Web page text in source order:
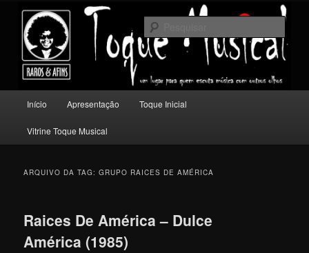
conteúdo
principal
conteúdo
secundário
Toque Musical
Um lugar para quem escuta música com outros olhos.
principal
Início Apresentação Toque Inicial
Vitrine Toque Musical
ARQUIVO DA TAG:GRUPO RAICES DE AMÉRICA
Raices De América – Dulce
América (1985)